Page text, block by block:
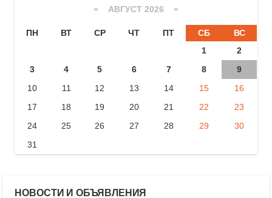
« АВГУСТ 2026 »
ПН ВТ СР ЧТ ПТ СБ
ВС
1
2
3
4 5 6 7 8
9
10
11 12 13 14 15
16
17
18 19 20 21 22
23
24
25 26 27 28 29
30
31
НОВОСТИ И ОБЪЯВЛЕНИЯ